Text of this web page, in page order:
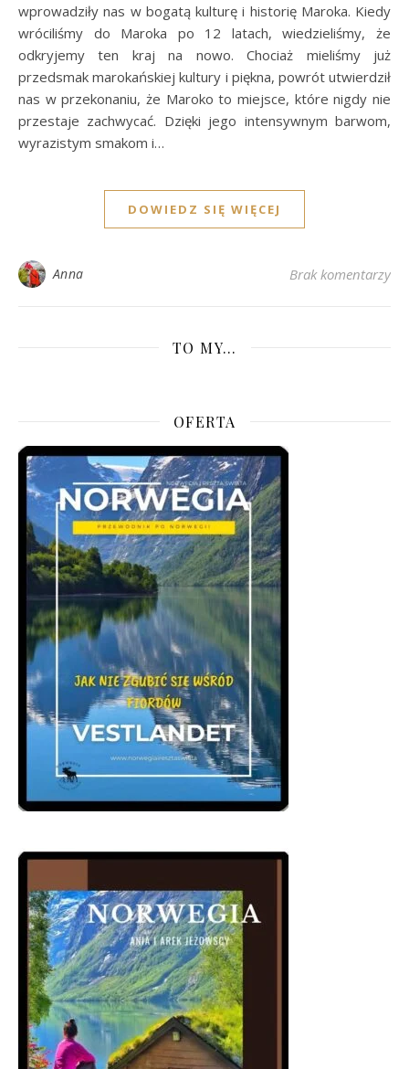
wprowadziły nas w bogatą kulturę i historię Maroka. Kiedy
wróciliśmy do Maroka po 12 latach, wiedzieliśmy, że
odkryjemy ten kraj na nowo. Chociaż mieliśmy już
przedsmak marokańskiej kultury i piękna, powrót utwierdził
nas w przekonaniu, że Maroko to miejsce, które nigdy nie
przestaje zachwycać. Dzięki jego intensywnym barwom,
wyrazistym smakom i…
DOWIEDZ SIĘ WIĘCEJ
Anna Brak komentarzy
TO MY…
OFERTA